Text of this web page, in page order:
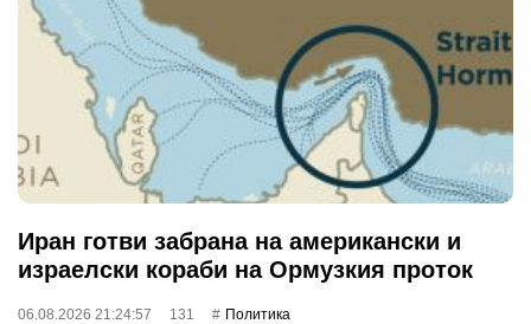
Иран готви забрана на американски и
израелски кораби на Ормузкия проток
06.08.2026 21:24:57 131 Политика